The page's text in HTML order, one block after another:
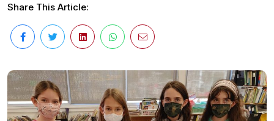
Share This Article: